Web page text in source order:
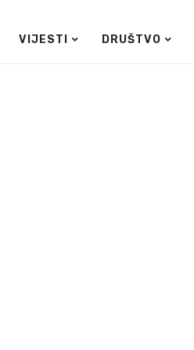
VIJESTI DRUŠTVO